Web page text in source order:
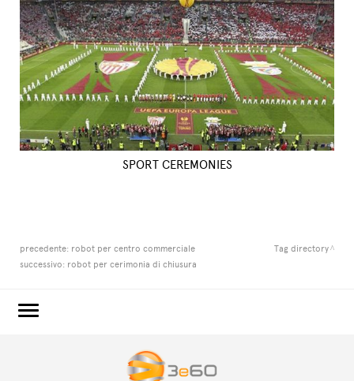
SPORT CEREMONIES
precedente: robot per centro commerciale
successivo: robot per cerimonia di chiusura
Tag directory